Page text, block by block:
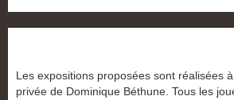
Les expositions proposées sont réalisées
privée de Dominique Béthune. Tous les